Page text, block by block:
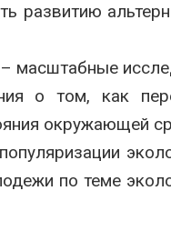
развитию
масштабные
о том, как
окружающей
по теме